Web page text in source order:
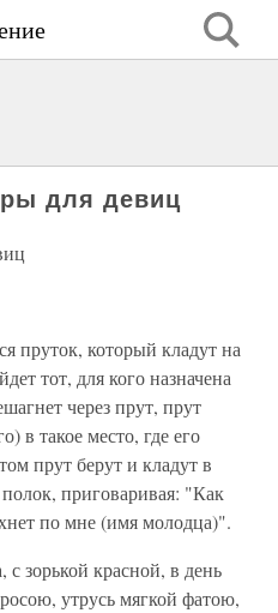
для девиц
пруток, который кладут на
тот, для кого назначена
через прут, прут
в такое место, где его
прут берут и кладут в
приговаривая: "Как
по мне (имя молодца)".
зорькой красной, в день
утрусь мягкой фатою,